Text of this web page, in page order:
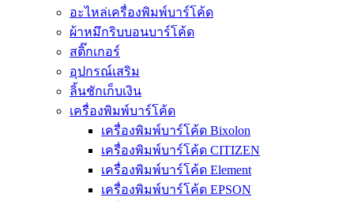
อะไหล่เครื่องพิมพ์บาร์โค้ด
ผ้าหมึกริบบอนบาร์โค้ด
สติ๊กเกอร์
อุปกรณ์เสริม
ลิ้นชักเก็บเงิน
เครื่องพิมพ์บาร์โค้ด
เครื่องพิมพ์บาร์โค้ด Bixolon
เครื่องพิมพ์บาร์โค้ด CITIZEN
เครื่องพิมพ์บาร์โค้ด Element
เครื่องพิมพ์บาร์โค้ด EPSON